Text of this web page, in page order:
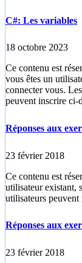
C#: Les variables
18 octobre 2023
Ce contenu est
vous êtes un
connecter vous.
peuvent inscrire ci-
Réponses aux
23 février 2018
Ce contenu est
utilisateur existant,
utilisateurs peuvent
Réponses aux
23 février 2018